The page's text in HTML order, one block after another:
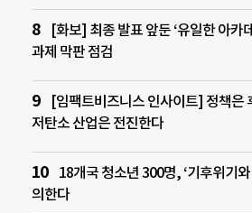
[화보] 최종 발표 앞둔 ‘유일한 아카
과제 막판 점검
[임팩트비즈니스 인사이트] 정책은
저탄소 산업은 전진한다
18개국 청소년 300명, ‘기후위기와
의한다